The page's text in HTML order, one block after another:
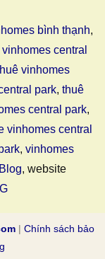
bình thạnh,
central
vinhomes
park, thuê
central park,
vinhomes central
, vinhomes
Blog, website
| Chính sách bảo